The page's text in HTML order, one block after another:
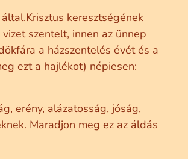
keresztségének
szentelt, innen az ünnep
a házszentelés évét és a
ezt a hajlékot) népiesen:
erény, alázatosság, jóság,
Maradjon meg ez az áldás